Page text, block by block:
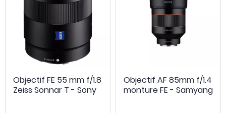
Objectif FE 55 mm f/1.8
Zeiss Sonnar T - Sony
Objectif AF 85mm f/1.4
monture FE - Samyang